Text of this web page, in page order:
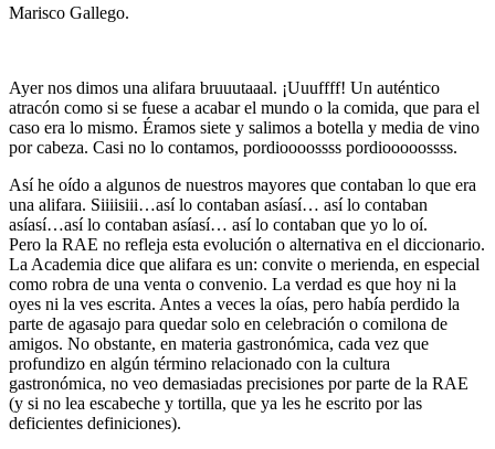
Marisco Gallego.
Ayer nos dimos una alifara bruuutaaal. ¡Uuuffff! Un auténtico
atracón como si se fuese a acabar el mundo o la comida, que para el
caso era lo mismo. Éramos siete y salimos a botella y media de vino
por cabeza. Casi no lo contamos, pordioooossss pordiooooossss.
Así he oído a algunos de nuestros mayores que contaban lo que era
una alifara. Siiiisiii…así lo contaban asíasí… así lo contaban
asíasí…así lo contaban asíasí… así lo contaban que yo lo oí.
Pero la RAE no refleja esta evolución o alternativa en el diccionario.
La Academia dice que alifara es un: convite o merienda, en especial
como robra de una venta o convenio. La verdad es que hoy ni la
oyes ni la ves escrita. Antes a veces la oías, pero había perdido la
parte de agasajo para quedar solo en celebración o comilona de
amigos. No obstante, en materia gastronómica, cada vez que
profundizo en algún término relacionado con la cultura
gastronómica, no veo demasiadas precisiones por parte de la RAE
(y si no lea escabeche y tortilla, que ya les he escrito por las
deficientes definiciones).